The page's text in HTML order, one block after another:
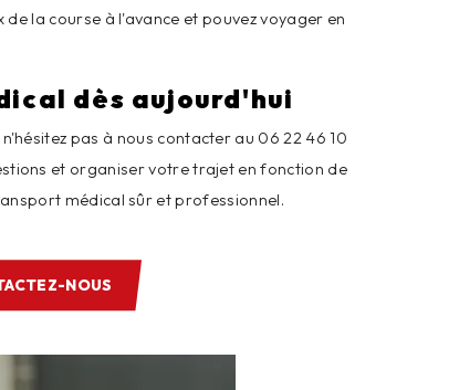
la course à l'avance et pouvez voyager en
dès aujourd'hui
pas à nous contacter au 06 22 46 10
et organiser votre trajet en fonction de
médical sûr et professionnel.
NOUS